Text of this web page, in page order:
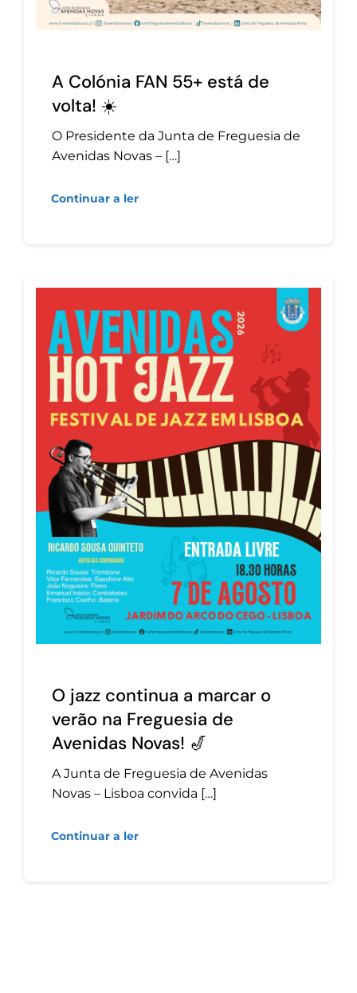
A Colónia FAN 55+ está de
volta! ☀️
O Presidente da Junta de Freguesia de
Avenidas Novas – […]
Continuar a ler
O jazz continua a marcar o
verão na Freguesia de
Avenidas Novas! 🎷
A Junta de Freguesia de Avenidas
Novas – Lisboa convida […]
Continuar a ler